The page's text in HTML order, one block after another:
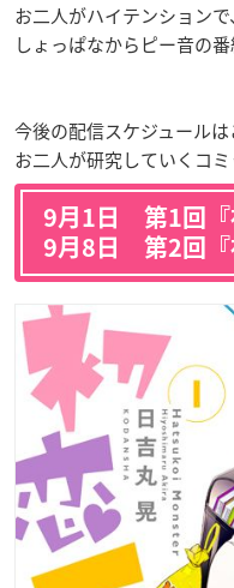
お二人がハイテンション
しょっぱなからピー音の番
今後の配信スケジュールは
お二人が研究していくコミ
9月1日 第1回『
9月8日 第2回『